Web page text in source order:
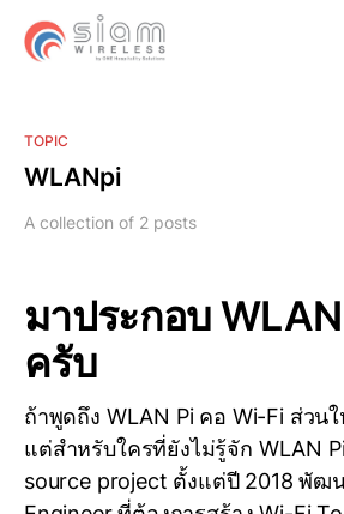
TOPIC
WLANpi
A collection of 2 posts
มาประกอบ
ครับ
ถ้าพูดถึง WLAN Pi คอ Wi-Fi ส่ว
แต่สำหรับใครที่ยังไม่รู้จัก WLAN
source project ตั้งแต่ปี 2018 พัฒ